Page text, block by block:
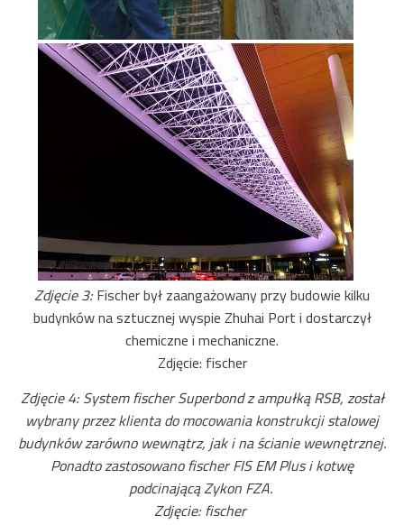
Zdjęcie 3:Fischer był zaangażowany przy budowie kilku
budynków na sztucznej wyspie Zhuhai Port i dostarczył
chemiczne i mechaniczne.
Zdjęcie: fischer
Zdjęcie 4: System fischer Superbond z ampułką RSB, został
wybrany przez klienta do mocowania konstrukcji stalowej
budynków zarówno wewnątrz, jak i na ścianie wewnętrznej.
Ponadto zastosowano fischer FIS EM Plus i kotwę
podcinającą Zykon FZA.
Zdjęcie: fischer